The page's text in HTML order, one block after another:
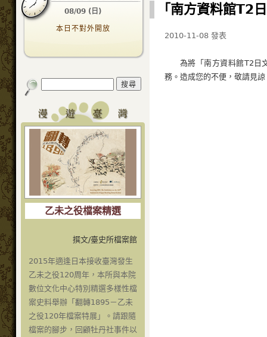
08/09 (日)
本日不對外開放
乙未之役檔案精選
撰文/臺史所檔案館
2015年適逢日本接收臺灣發生
乙未之役120周年，本所與本院
數位文化中心特別精選多樣性檔
案史料舉辦「翻轉1895－乙未
之役120年檔案特展」。請跟隨
檔案的腳步，回顧牡丹社事件以
「南方資料館T2
2010-11-08 發表
為將「南方資料館T2日
務。造成您的不便，敬請見諒